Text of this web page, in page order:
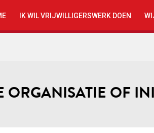
IK WIL VRIJWILLIGERSWERK DOEN
OF